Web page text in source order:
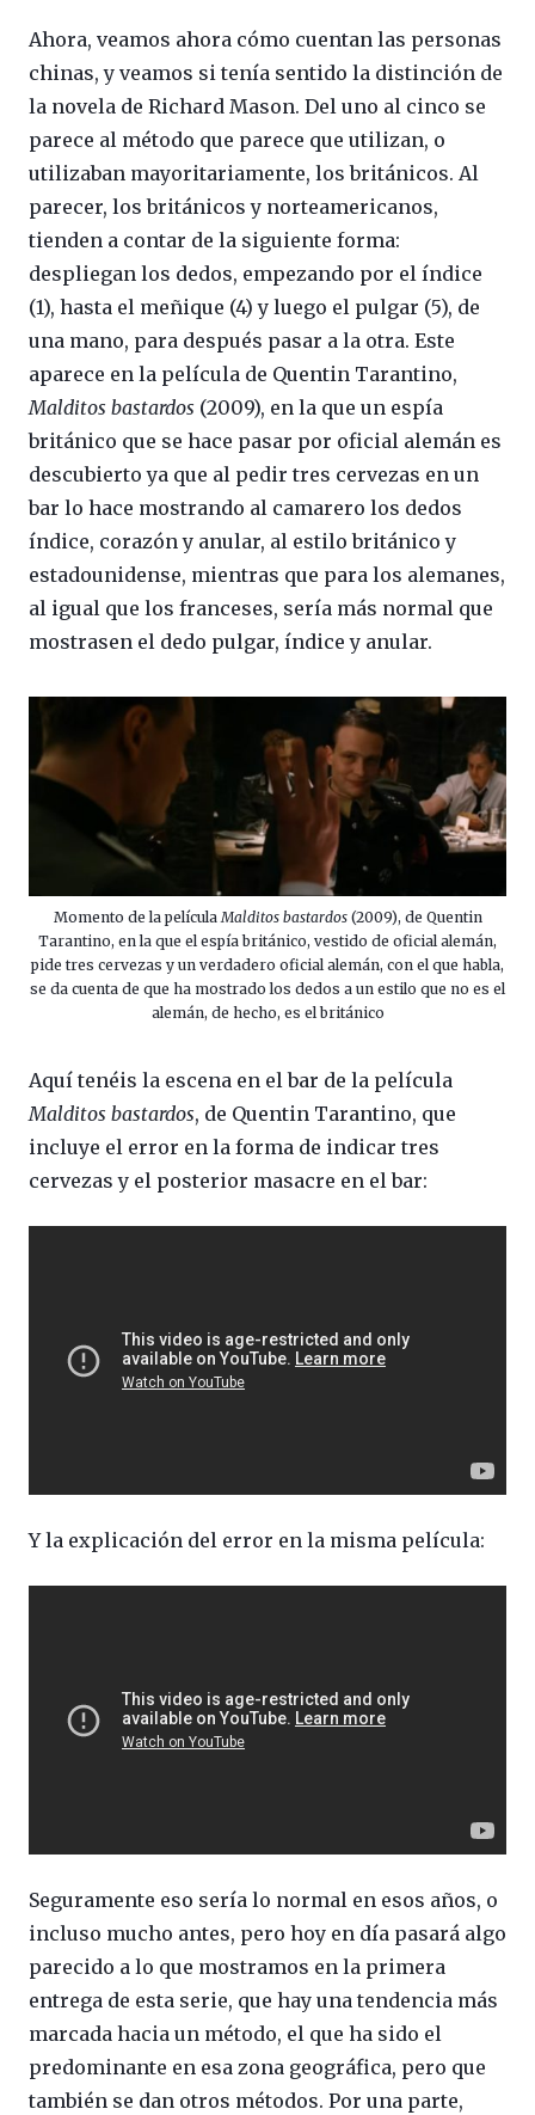
Ahora, veamos ahora cómo cuentan las personas
chinas, y veamos si tenía sentido la distinción de
la novela de Richard Mason. Del uno al cinco se
parece al método que parece que utilizan, o
utilizaban mayoritariamente, los británicos. Al
parecer, los británicos y norteamericanos,
tienden a contar de la siguiente forma:
despliegan los dedos, empezando por el índice
(1), hasta el meñique (4) y luego el pulgar (5), de
una mano, para después pasar a la otra. Este
aparece en la película de Quentin Tarantino,
Malditos bastardos (2009), en la que un espía
británico que se hace pasar por oficial alemán es
descubierto ya que al pedir tres cervezas en un
bar lo hace mostrando al camarero los dedos
índice, corazón y anular, al estilo británico y
estadounidense, mientras que para los alemanes,
al igual que los franceses, sería más normal que
mostrasen el dedo pulgar, índice y anular.
Momento de la películaMalditos bastardos(2009), de Quentin
Tarantino, en la que el espía británico, vestido de oficial alemán,
pide tres cervezas y un verdadero oficial alemán, con el que habla,
se da cuenta de que ha mostrado los dedos a un estilo que no es el
alemán, de hecho, es el británico
Aquí tenéis la escena en el bar de la película
Malditos bastardos, de Quentin Tarantino, que
incluye el error en la forma de indicar tres
cervezas y el posterior masacre en el bar:
Y la explicación del error en la misma película:
Seguramente eso sería lo normal en esos años, o
incluso mucho antes, pero hoy en día pasará algo
parecido a lo que mostramos en la primera
entrega de esta serie, que hay una tendencia más
marcada hacia un método, el que ha sido el
predominante en esa zona geográfica, pero que
también se dan otros métodos. Por una parte,